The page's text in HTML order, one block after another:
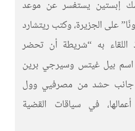
إبستين يستفسر عن موعد
على الجزيرة، وكتب ريتشارد
اللقاء به “شريطة أن تحضر
بيل غيتس وسيرجي برين
حشد من مصرفيي وول
في سياقات القضية